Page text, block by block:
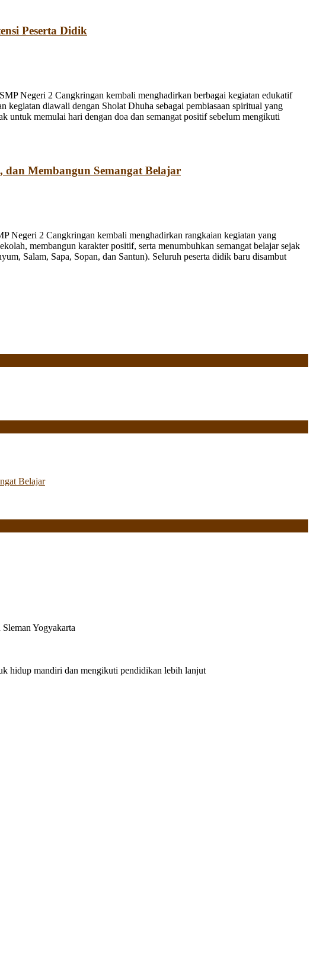
Peserta Didik
Negeri 2 Cangkringan kembali menghadirkan berbagai kegiatan edukatif
kegiatan diawali dengan Sholat Dhuha sebagai pembiasaan spiritual yang
memulai hari dengan doa dan semangat positif sebelum mengikuti
Membangun Semangat Belajar
Negeri 2 Cangkringan kembali menghadirkan rangkaian kegiatan yang
membangun karakter positif, serta menumbuhkan semangat belajar sejak
Salam, Sapa, Sopan, dan Santun). Seluruh peserta didik baru disambut
Belajar
Yogyakarta
hidup mandiri dan mengikuti pendidikan lebih lanjut